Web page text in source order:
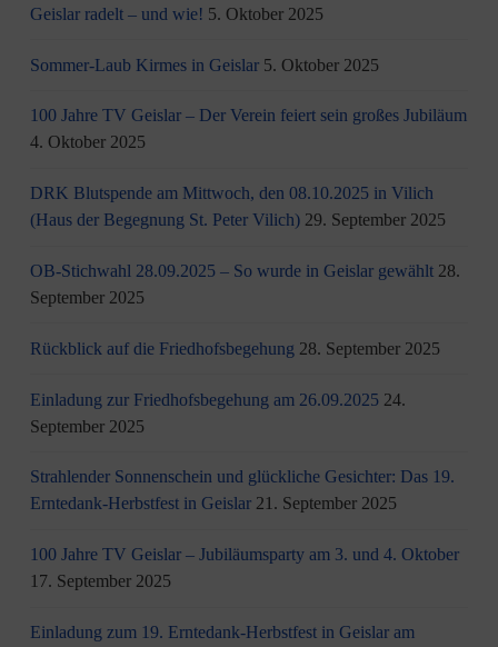
Geislar radelt – und wie! 5. Oktober 2025
Sommer-Laub Kirmes in Geislar 5. Oktober 2025
100 Jahre TV Geislar – Der Verein feiert sein großes Jubiläum
4. Oktober 2025
DRK Blutspende am Mittwoch, den 08.10.2025 in Vilich
(Haus der Begegnung St. Peter Vilich) 29. September 2025
OB-Stichwahl 28.09.2025 – So wurde in Geislar gewählt 28.
September 2025
Rückblick auf die Friedhofsbegehung 28. September 2025
Einladung zur Friedhofsbegehung am 26.09.2025 24.
September 2025
Strahlender Sonnenschein und glückliche Gesichter: Das 19.
Erntedank-Herbstfest in Geislar 21. September 2025
100 Jahre TV Geislar – Jubiläumsparty am 3. und 4. Oktober
17. September 2025
Einladung zum 19. Erntedank-Herbstfest in Geislar am